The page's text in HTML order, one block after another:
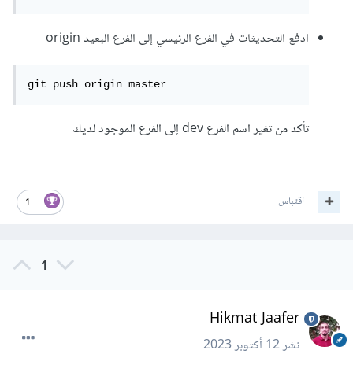
ادفع التحديثات في الفرع الرئيسي إلى الفرع البعيد origin
git push origin master
تأكد من تغير اسم الفرع dev إلى الفرع الموجود لديك
1 اقتباس
1
Hikmat Jaafer
نشر12 أكتوبر 2023